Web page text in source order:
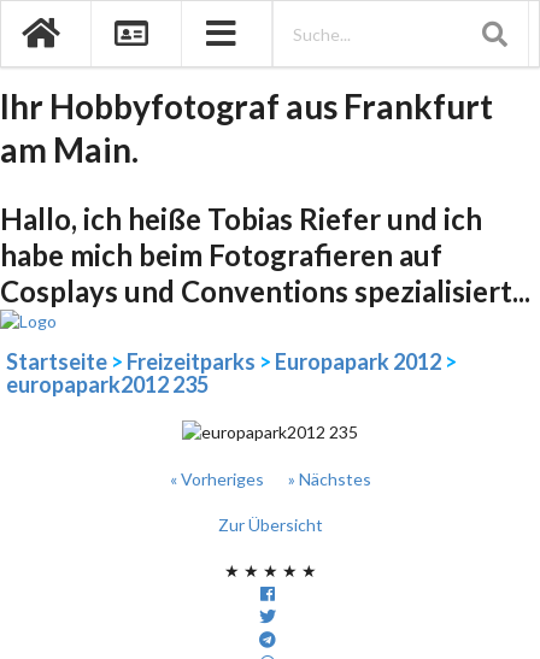
Ihr Hobbyfotograf aus Frankfurt
am Main.
Hallo, ich heiße Tobias Riefer und ich
habe mich beim Fotografieren auf
Cosplays und Conventions spezialisiert...
Startseite > Freizeitparks > Europapark 2012 >
europapark2012 235
« Vorheriges » Nächstes
Zur Übersicht
★ ★ ★ ★ ★